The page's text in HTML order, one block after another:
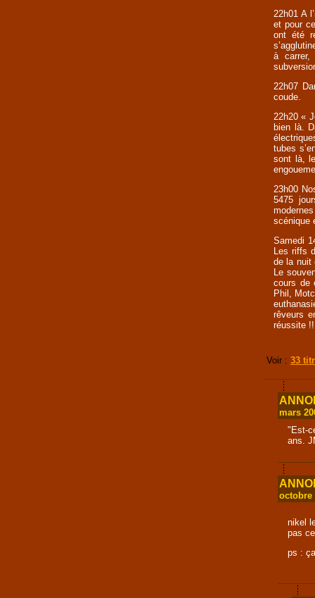
22h01 A
et pour
ont été
à carrer,
22h07
coude.
22h20 «
bien là.
tubes
sont là,
23h00
5475
scénique
Samedi
Les riffs
de la nuit
Le
cours de
Phil,
rêveurs
réussite
Voir : 33
mars
"Est-
ans.
octobre
nikel
pas
ps :